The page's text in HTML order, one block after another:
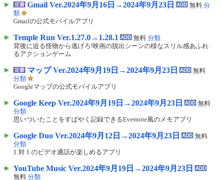
Gmail Ver.2024年9月16日→2024年9月23日 無料 分
類
Gmailの公式モバイルアプリ
Temple Run Ver.1.27.0→1.28.1 無料 分類
背後に迫る怪物から逃げろ!映画の脱出シーンの様なスリル感あふれ
るアクションゲーム
マップ Ver.2024年9月19日→2024年9月23日
無料
分類
Googleマップの公式モバイルアプリ
Google Keep Ver.2024年9月19日→2024年9月23日
無料
分類
思いついたことをすばやく記録できるEvernote風のメモアプリ
Google Duo Ver.2024年9月12日→2024年9月23日
無料
分類
1 対 1 のビデオ通話が楽しめるアプリ
YouTube Music Ver.2024年9月19日→2024年9月23日
無料 分類